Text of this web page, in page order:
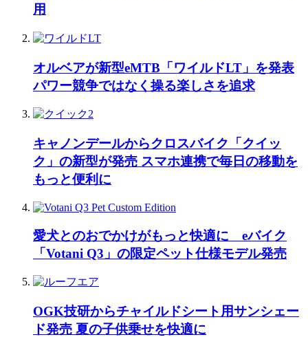
用
オルベアが新型eMTB「ワイルドLT」を発表
パワー競争ではなく操る楽しさを追求
キャノンデールからクロスバイク「クイッ
ク」の新型が発売 スマホ連携で毎日の移動を
もっと便利に
愛犬とのおでかけがもっと快適に eバイク
「Votani Q3」の限定ペット仕様モデル発売
OGK技研からチャイルドシート用サンシェー
ド発売 夏の子供乗せを快適に